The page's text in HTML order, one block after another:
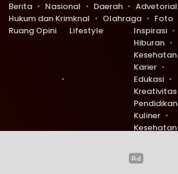
0
Berita Nasional Daerah
Advetorial
Hukum dan Krimknal
Olahraga Foto
Ruang Opini
Lifestyle
Inspirasi
Hiburan
Kesehatan
Karier
Edukasi
Kreativitas
Pendidikan
Kuliner
Kesehatan